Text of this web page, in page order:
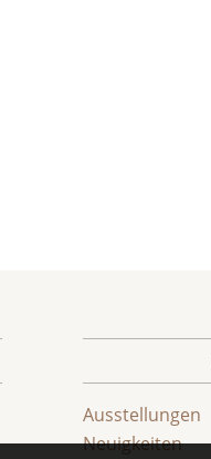
Ausstellungen
Neuigkeiten